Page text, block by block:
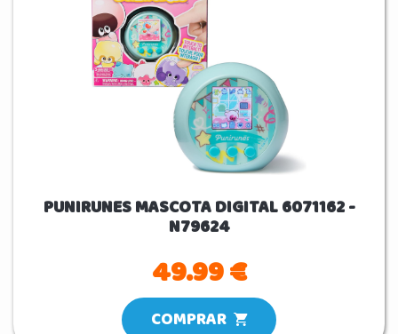
PUNIRUNES MASCOTA DIGITAL 6071162 -
N79624
49.99 €
COMPRAR